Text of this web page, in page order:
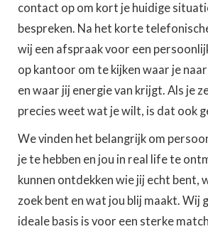
contact op om kort je huidige
bespreken. Na het korte
wij een afspraak voor een
op kantoor om te kijken waar je
en waar jij energie van krijgt. Als je
precies weet wat je wilt, is dat ook
We vinden het belangrijk om
je te hebben en jou in real life te
kunnen ontdekken wie jij echt bent,
zoek bent en wat jou blij maakt. Wij
ideale basis is voor een sterke